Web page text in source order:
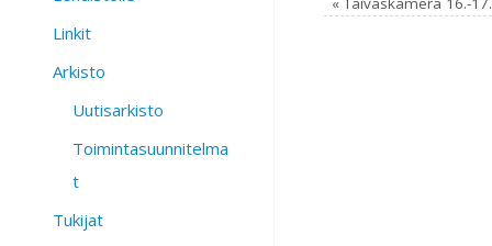
Linkit
Arkisto
Uutisarkisto
Toimintasuunnitelma
t
Tukijat